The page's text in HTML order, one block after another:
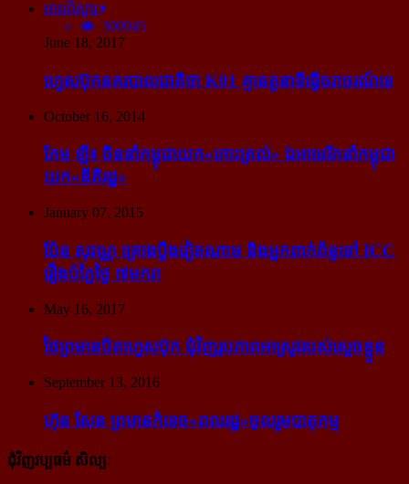
អានពិស្ដារ
300945
June 18, 2017
ហ្វេសប៊ុក​នគរបាល​ជាតិ​ថា K01 គ្មាន​តួនាទី​ធ្វើ​ចរាចរណ៍​ទេ
October 16, 2014
កែម ឡី៖ ចិន​នាំ​កម្ពុជា​យក​«កោះ​ត្រល់» ឯ​អាមេរិក​នាំ​កម្ពុជា​
យក​«នីតិរដ្ឋ»
January 07, 2015
ប៉ែន សុវណ្ណ គ្រោង​ប្តឹង​វៀតណាម និង​អ្នក​ពាក់​ព័ន្ធ​ទៅ ICC
រឿង​បំភ្លៃ​ថ្ងៃ ៧​មករា
May 16, 2017
ថៃ​ព្រមាន​បិត​ហ្វេសប៊ុក ជុំ​វិញ​រូបភាព​អាស្រូវ​របស់​ស្ដេច​ខ្លួន
September 13, 2016
ហ៊ុន សែន ព្រមាន​កំទេច​«ពលរដ្ឋ»​ចូលរួម​បាតុកម្ម
ជុំវិញវប្បធម៌ សិល្បៈ